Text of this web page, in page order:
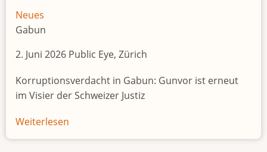
Neues
Gabun
2. Juni 2026 Public Eye, Zürich
Korruptionsverdacht in Gabun: Gunvor ist erneut
im Visier der Schweizer Justiz
Weiterlesen
Korruptionsverdacht